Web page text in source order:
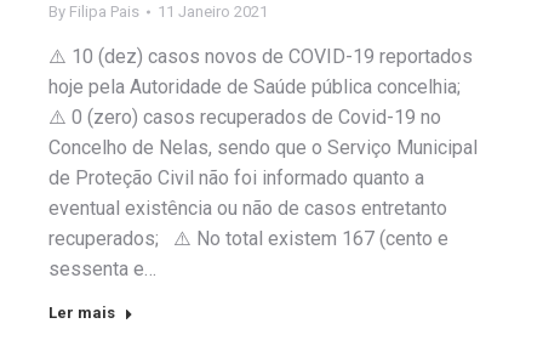
By Filipa Pais 11 Janeiro 2021
⚠️ 10 (dez) casos novos de COVID-19 reportados
hoje pela Autoridade de Saúde pública concelhia;
⚠️ 0 (zero) casos recuperados de Covid-19 no
Concelho de Nelas, sendo que o Serviço Municipal
de Proteção Civil não foi informado quanto a
eventual existência ou não de casos entretanto
recuperados; ⚠️ No total existem 167 (cento e
sessenta e…
Ler mais